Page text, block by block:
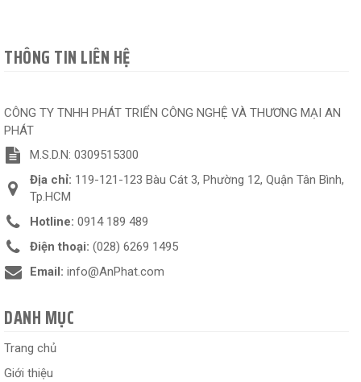
THÔNG TIN LIÊN HỆ
CÔNG TY TNHH PHÁT TRIỂN CÔNG NGHỆ VÀ THƯƠNG MẠI AN
PHÁT
M.S.D.N: 0309515300
Địa chỉ: 119-121-123 Bàu Cát 3, Phường 12, Quận Tân Bình,
Tp.HCM
Hotline: 0914 189 489
Điện thoại: (028) 6269 1495
Email: info@AnPhat.com
DANH MỤC
Trang chủ
Giới thiệu